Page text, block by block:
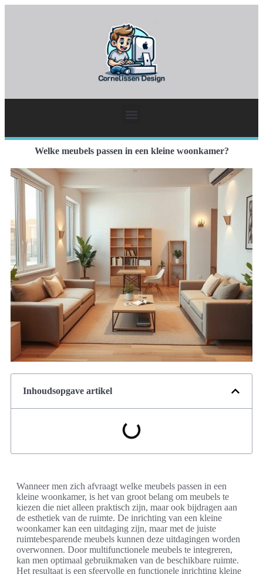
Welke meubels passen in een kleine woonkamer?
Inhoudsopgave artikel
Wanneer men zich afvraagt welke meubels passen in een
kleine woonkamer, is het van groot belang om meubels te
kiezen die niet alleen praktisch zijn, maar ook bijdragen aan
de esthetiek van de ruimte. De inrichting van een kleine
woonkamer kan een uitdaging zijn, maar met de juiste
ruimtebesparende meubels kunnen deze uitdagingen worden
overwonnen. Door multifunctionele meubels te integreren,
kan men optimaal gebruikmaken van de beschikbare ruimte.
Het resultaat is een sfeervolle en functionele inrichting kleine